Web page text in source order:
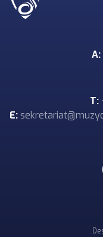
A:
T:
E: